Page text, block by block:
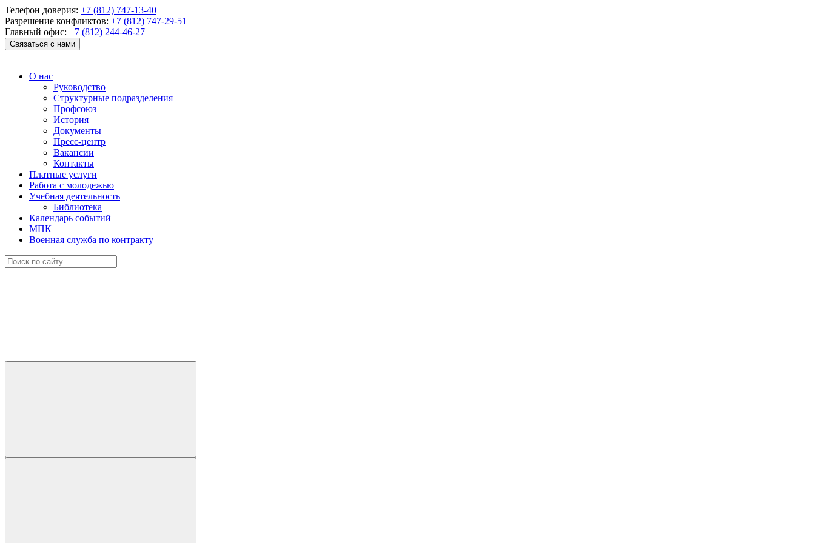
Телефон доверия: +7 (812) 747-13-40
Разрешение конфликтов: +7 (812) 747-29-51
Главный офис: +7 (812) 244-46-27
Связаться с нами
О нас
Руководство
Структурные подразделения
Профсоюз
История
Документы
Пресс-центр
Вакансии
Контакты
Платные услуги
Работа с молодежью
Учебная деятельность
Библиотека
Календарь событий
МПК
Военная служба по контракту